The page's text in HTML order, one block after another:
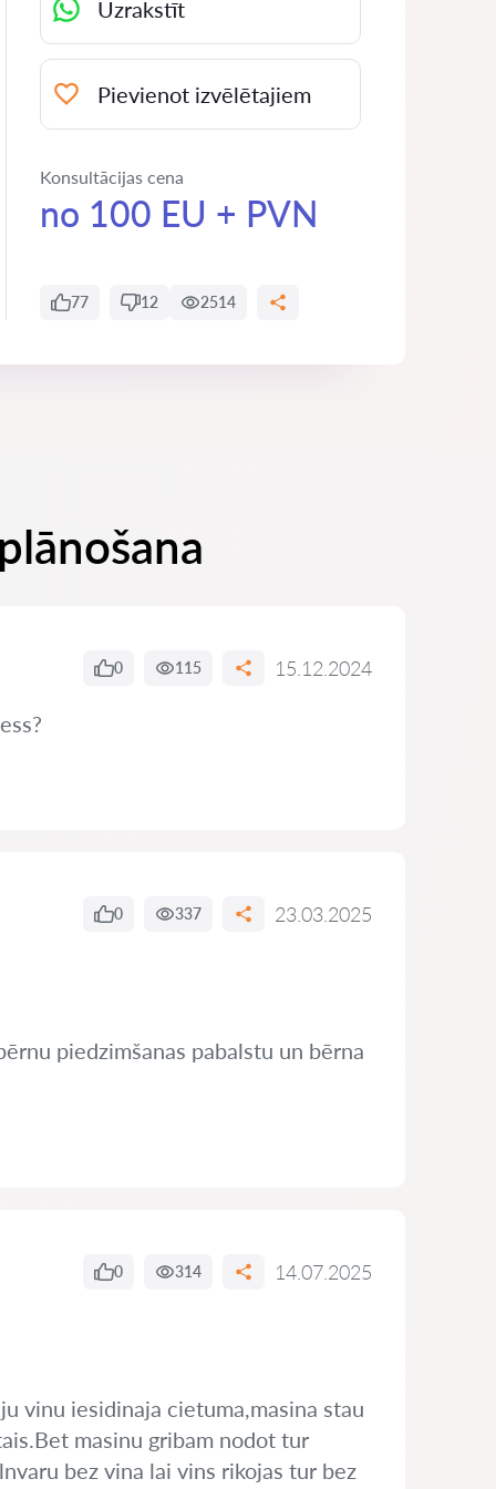
Uzrakstīt
Pievienot izvēlētajiem
Konsultācijas cena
no 100 EU + PVN
77 12 2514
0 115 15.12.2024
0 337 23.03.2025
piedzimšanas pabalstu un bērna
0 314 14.07.2025
vinu iesidinaja cietuma,masina stau
masinu gribam nodot tur
bez vina lai vins rikojas tur bez